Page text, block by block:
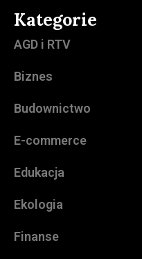
Kategorie
AGD i RTV
Biznes
Budownictwo
E-commerce
Edukacja
Ekologia
Finanse